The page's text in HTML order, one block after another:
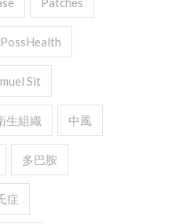
PossHealth
Sit
生組織 中風
多巴胺
症